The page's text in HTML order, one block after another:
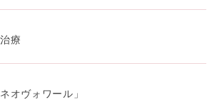
はご意見の内容確認及びその対応のた
ス利用状況の分析及び症例研究のため
ーケティングのため
療
オヴォワール」